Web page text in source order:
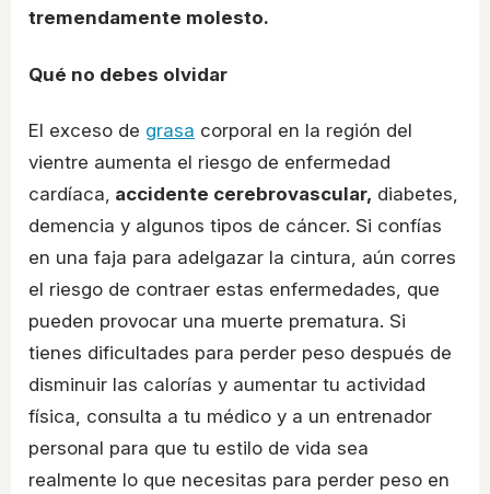
tremendamente molesto.
Qué no debes olvidar
El exceso de grasa corporal en la región del
vientre aumenta el riesgo de enfermedad
cardíaca, accidente cerebrovascular, diabetes,
demencia y algunos tipos de cáncer. Si confías
en una faja para adelgazar la cintura, aún corres
el riesgo de contraer estas enfermedades, que
pueden provocar una muerte prematura. Si
tienes dificultades para perder peso después de
disminuir las calorías y aumentar tu actividad
física, consulta a tu médico y a un entrenador
personal para que tu estilo de vida sea
realmente lo que necesitas para perder peso en